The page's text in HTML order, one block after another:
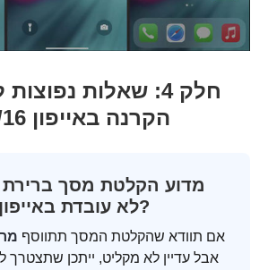
חלק 4: שאלות
הקרנה באייפון 12/13/14/15/16
מדוע הקלטת מסך
לא עובדת באייפון 12 שלי?
אם תוודא שהקלטת המסך תתווסף
אבל עדיין לא מקליט, ייתכן שתצטרך